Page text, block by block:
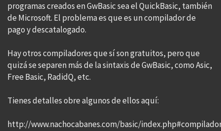
programas creados en GwBasic sea el QuickBasic, también
de Microsoft. El problema es que es un compilador de
pago y descatalogado.
Hay otros compiladores que sí son gratuitos, pero que
quizá se separen más de la sintaxis de GwBasic, como Asic,
Free Basic, RadidQ, etc.
Tienes detalles obre algunos de ellos aquí:
http://www.nachocabanes.com/basic/